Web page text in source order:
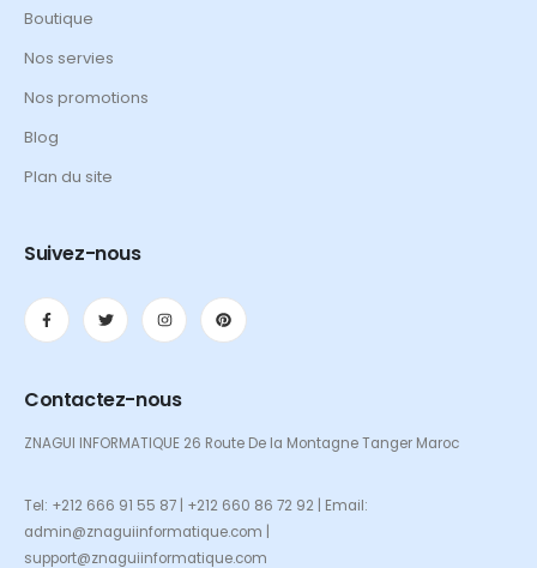
Boutique
Nos servies
Nos promotions
Blog
Plan du site
Suivez-nous
Contactez-nous
ZNAGUI INFORMATIQUE 26 Route De la Montagne Tanger Maroc
Tel: +212 666 91 55 87 | +212 660 86 72 92 | Email:
admin@znaguiinformatique.com |
support@znaguiinformatique.com